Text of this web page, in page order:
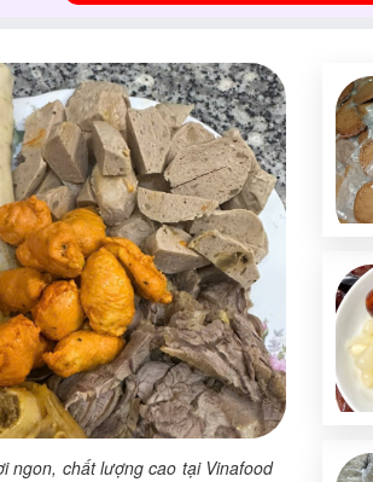
ngon, chất lượng cao tại Vinafood